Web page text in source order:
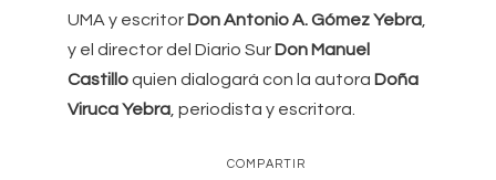
UMA y escritor Don Antonio A. Gómez Yebra
y el director del Diario Sur Don Manuel
Castilloquien dialogará con la autora Doña
Viruca Yebra , periodista y escritora.
COMPARTIR